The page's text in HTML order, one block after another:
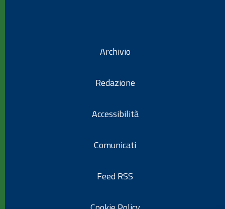
Archivio
Redazione
Accessibilità
Comunicati
Feed RSS